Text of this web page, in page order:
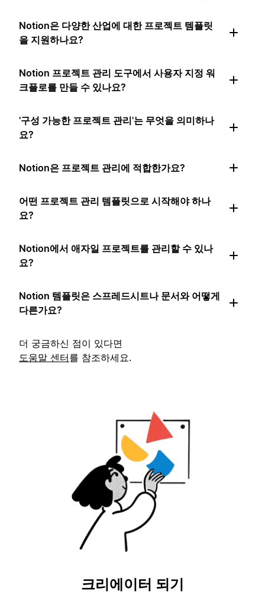
Notion은 다양한 산업에 대한 프로젝트 템플릿
을 지원하나요?
Notion 프로젝트 관리 도구에서 사용자 지정 워
크플로를 만들 수 있나요?
'구성 가능한 프로젝트 관리'는 무엇을 의미하나
요?
Notion은 프로젝트 관리에 적합한가요?
어떤 프로젝트 관리 템플릿으로 시작해야 하나
요?
Notion에서 애자일 프로젝트를 관리할 수 있나
요?
Notion 템플릿은 스프레드시트나 문서와 어떻게
다른가요?
더 궁금하신 점이 있다면
도움말 센터를 참조하세요.
크리에이터 되기